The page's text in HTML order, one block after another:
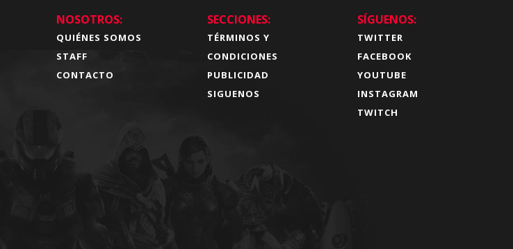
NOSOTROS:
QUIÉNES SOMOS
STAFF
CONTACTO
SECCIONES:
TÉRMINOS Y
CONDICIONES
PUBLICIDAD
SIGUENOS
SÍGUENOS:
TWITTER
FACEBOOK
YOUTUBE
INSTAGRAM
TWITCH